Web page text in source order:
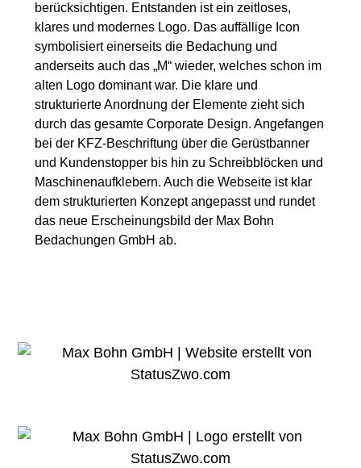
berücksichtigen. Entstanden ist ein zeitloses,
klares und modernes Logo. Das auffällige Icon
symbolisiert einerseits die Bedachung und
anderseits auch das „M“ wieder, welches schon im
alten Logo dominant war. Die klare und
strukturierte Anordnung der Elemente zieht sich
durch das gesamte Corporate Design. Angefangen
bei der KFZ-Beschriftung über die Gerüstbanner
und Kundenstopper bis hin zu Schreibblöcken und
Maschinenaufklebern. Auch die Webseite ist klar
dem strukturierten Konzept angepasst und rundet
das neue Erscheinungsbild der Max Bohn
Bedachungen GmbH ab.